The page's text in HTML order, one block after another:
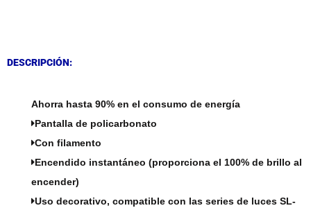
DESCRIPCIÓN:
Ahorra hasta 90% en el consumo de energía
Pantalla de policarbonato
Con filamento
Encendido instantáneo (proporciona el 100% de brillo al
encender)
Uso decorativo, compatible con las series de luces SL-